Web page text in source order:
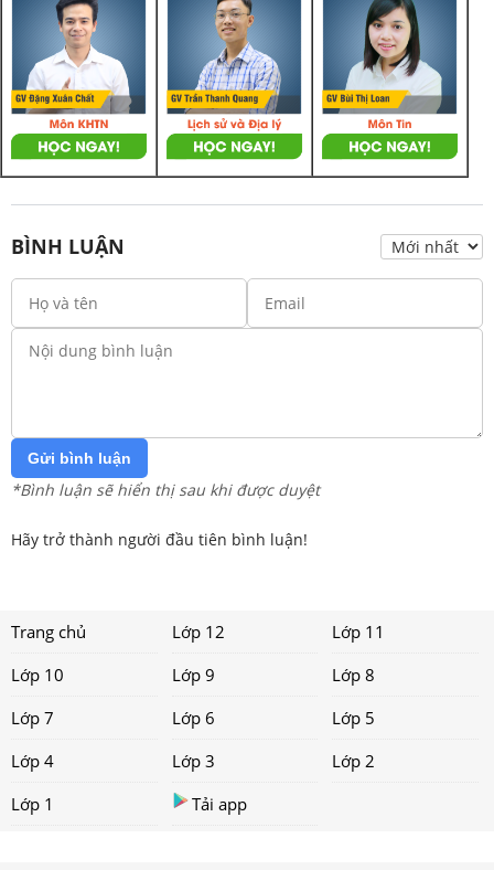
BÌNH LUẬN
Gửi bình luận
*Bình luận sẽ hiển thị sau khi được duyệt
Hãy trở thành người đầu tiên bình luận!
Trang chủ Lớp 12
Lớp 11
Lớp 10
Lớp 9
Lớp 8
Lớp 7
Lớp 6
Lớp 5
Lớp 4
Lớp 3
Lớp 2
Lớp 1
Tải app